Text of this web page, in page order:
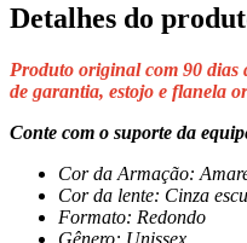
Detalhes do
Produto original com 90
de garantia, estojo e flanela
Conte com o suporte da
Cor da Armação:
Cor da lente: Cinza
Formato: Redondo
Gênero: Unissex